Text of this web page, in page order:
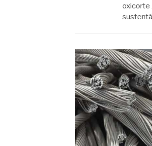
oxicorte